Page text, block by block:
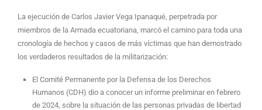
La ejecución de Carlos Javier Vega Ipanaqué, perpetrada por
miembros de la Armada ecuatoriana, marcó el camino para toda una
cronología de hechos y casos de más víctimas que han demostrado
los verdaderos resultados de la militarización:
El Comité Permanente por la Defensa de los Derechos
Humanos (CDH) dio a conocer un informe preliminar en febrero
de 2024, sobre la situación de las personas privadas de libertad